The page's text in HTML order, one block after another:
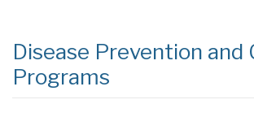
Disease Prevention and
Programs